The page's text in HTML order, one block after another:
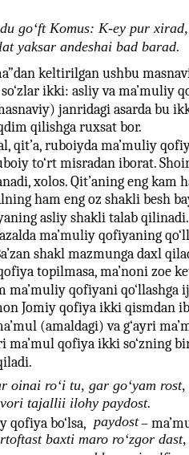
go‘ft Komus: K-ey pur xirad,
yaksar andeshai bad barad.
keltirilgan ushbu
ikki: asliy va ma’muliy
janridagi asarda bu
qilishga ruxsat bor.
qit’a, ruboiyda ma’muliy
to‘rt misradan iborat.
xolos. Qit’aning eng
ham eng oz shakli besh
asliy shakli talab
ma’muliy qofiyaning
shakl mazmunga daxl
topilmasa, ma’noni zoe
ma’muliy qofiyani qo‘llashga
Jomiy qofiya ikki qismdan
(amaldagi) va g‘ayri
ma’mul qofiya ikki so‘zning
oinai ro‘i tu, gar go‘yam rost,
tajallii ilohy paydost.
qofiya bo‘lsa, paydost–
baxti maro ro‘zgor dast,